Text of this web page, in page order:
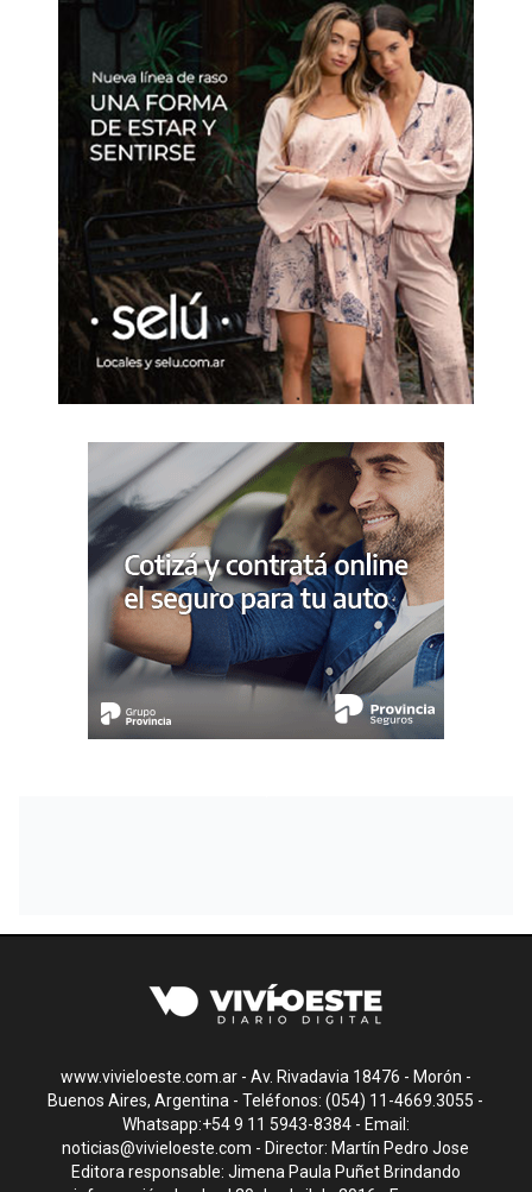
www.vivieloeste.com.ar - Av. Rivadavia 18476 - Morón -
Buenos Aires, Argentina - Teléfonos: (054) 11-4669.3055 -
Whatsapp:+54 9 11 5943-8384 - Email:
noticias@vivieloeste.com - Director: Martín Pedro Jose
Editora responsable: Jimena Paula Puñet Brindando